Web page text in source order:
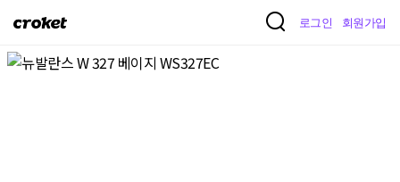
크
켓
로그인 회원가입